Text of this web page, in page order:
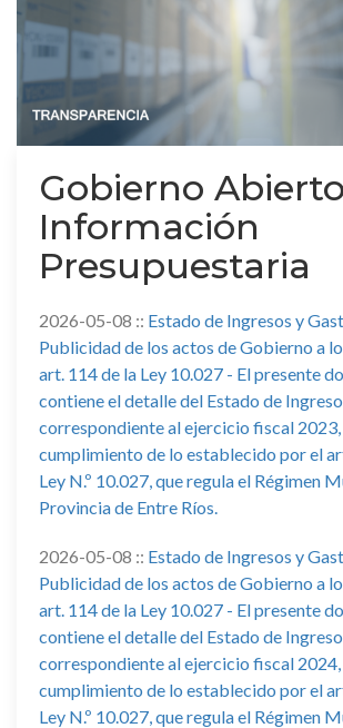
Gobierno
Información
Presupuestaria
2026-05-08 :: Estado de Ingresos y
Publicidad de los actos de Gobierno a
art. 114 de la Ley 10.027 - El presente
contiene el detalle del Estado de
correspondiente al ejercicio fiscal 2023,
cumplimiento de lo establecido por el
Ley N.º 10.027, que regula el Régimen
Provincia de Entre Ríos.
2026-05-08 :: Estado de Ingresos y
Publicidad de los actos de Gobierno a
art. 114 de la Ley 10.027 - El presente
contiene el detalle del Estado de
correspondiente al ejercicio fiscal 2024,
cumplimiento de lo establecido por el
Ley N.º 10.027, que regula el Régimen